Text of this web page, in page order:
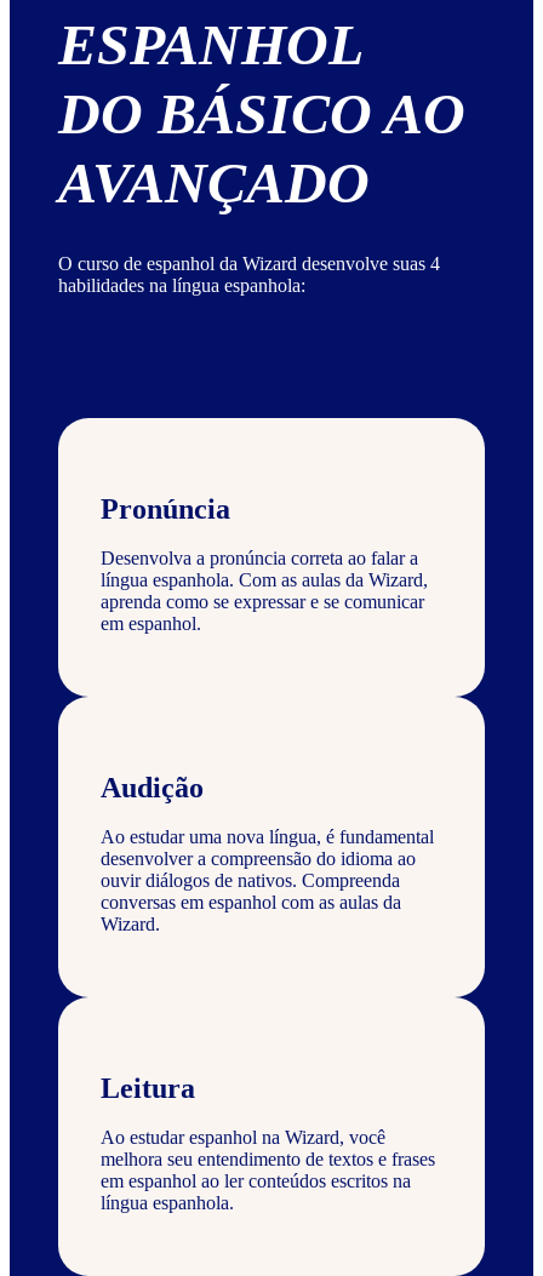
ESPANHOL
DO BÁSICO AO
AVANÇADO
O curso de espanhol da Wizard desenvolve suas 4
habilidades na língua espanhola:
Pronúncia
Desenvolva a pronúncia correta ao falar a
língua espanhola. Com as aulas da Wizard,
aprenda como se expressar e se comunicar
em espanhol.
Audição
Ao estudar uma nova língua, é fundamental
desenvolver a compreensão do idioma ao
ouvir diálogos de nativos. Compreenda
conversas em espanhol com as aulas da
Wizard.
Leitura
Ao estudar espanhol na Wizard, você
melhora seu entendimento de textos e frases
em espanhol ao ler conteúdos escritos na
língua espanhola.